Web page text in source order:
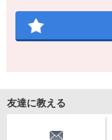
友達に教える